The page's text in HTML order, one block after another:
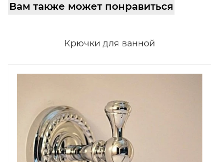
Вам также может понравиться
Крючки для ванной